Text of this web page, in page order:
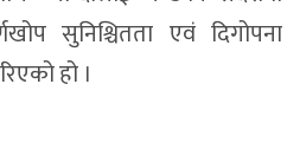
सुनिश्चितता एवं दिगोपना
हो ।